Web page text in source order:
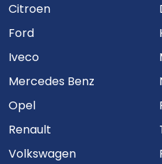
Citroen
Ford
Iveco
Mercedes Benz
Opel
Renault
Volkswagen